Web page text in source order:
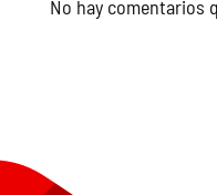
No hay comentarios